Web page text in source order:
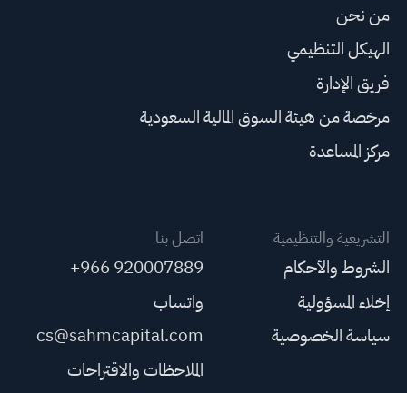
من نحن
الهيكل التنظيمي
فريق الإدارة
مرخصة من هيئة السوق المالية السعودية
مركز المساعدة
التشريعية والتنظيمية
الشروط والأحكام
إخلاء المسؤولية
سياسة الخصوصية
اتصل بنا
+966 920007889
واتساب
cs@sahmcapital.com
الملاحظات والاقتراحات